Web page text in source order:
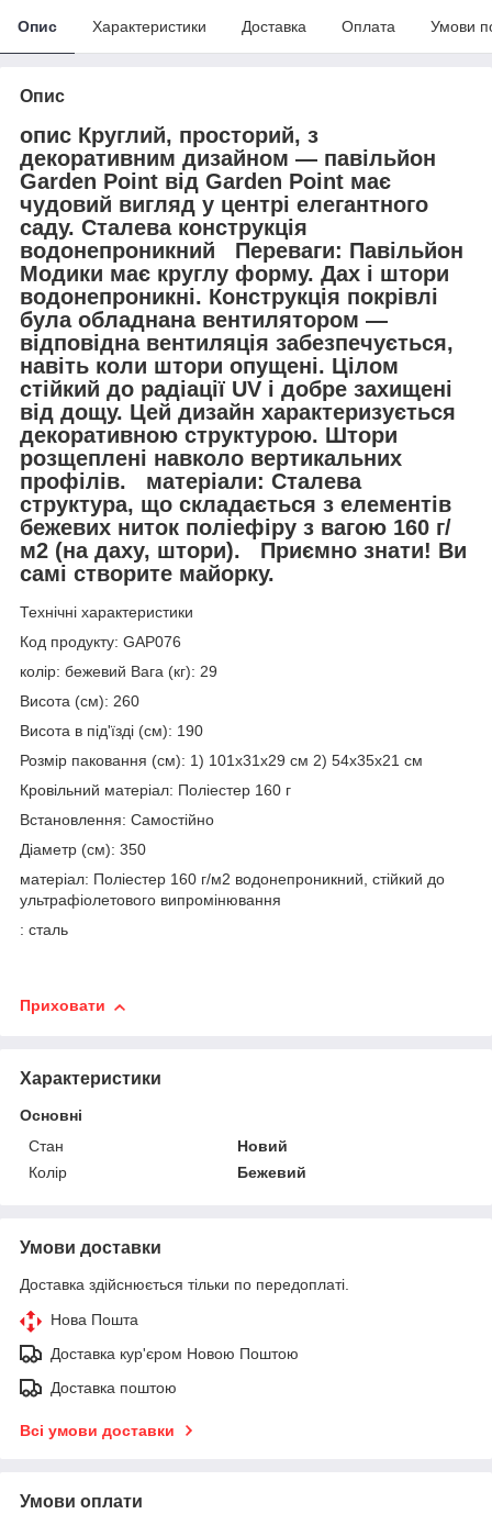
Опис Характеристики Доставка Оплата Умови
Опис
опис Круглий, просторий, з
декоративним дизайном — павільйон
Garden Point від Garden Point має
чудовий вигляд у центрі елегантного
саду. Сталева конструкція
водонепроникний Переваги: Павільйон
Модики має круглу форму. Дах і штори
водонепроникні. Конструкція покрівлі
була обладнана вентилятором —
відповідна вентиляція забезпечується,
навіть коли штори опущені. Цілом
стійкий до радіації UV і добре захищені
від дощу. Цей дизайн характеризується
декоративною структурою. Штори
розщеплені навколо вертикальних
профілів. матеріали: Сталева
структура, що складається з елементів
бежевих ниток поліефіру з вагою 160 г/
м2 (на даху, штори). Приємно знати! Ви
самі створите майорку.
Технічні характеристики
Код продукту: GAP076
колір: бежевий Вага (кг): 29
Висота (см): 260
Висота в під'їзді (см): 190
Розмір паковання (см): 1) 101x31x29 см 2) 54x35x21 см
Кровільний матеріал: Поліестер 160 г
Встановлення: Самостійно
Діаметр (см): 350
матеріал: Поліестер 160 г/м2 водонепроникний, стійкий до
ультрафіолетового випромінювання
: сталь
Приховати
Характеристики
Основні
Стан
Новий
Колір
Бежевий
Умови доставки
Доставка здійснюється тільки по передоплаті.
Нова Пошта
Доставка кур'єром Новою Поштою
Доставка поштою
Всі умови доставки
Умови оплати